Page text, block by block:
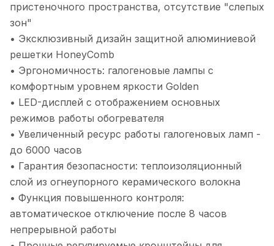
пристеночного пространства, отсутствие "слепых
зон"
• Эксклюзивный дизайн защитной алюминиевой
решетки HoneyComb
• Эргономичность: галогеновые лампы с
комфортным уровнем яркости Golden
• LED-дисплей c отображением основных
режимов работы обогревателя
• Увеличенный ресурс работы галогеновых ламп -
до 6000 часов
• Гарантия безопасности: теплоизоляционный
слой из огнеупорного керамического волокна
• Функция повышенного контроля:
автоматическое отключение после 8 часов
непрерывной работы